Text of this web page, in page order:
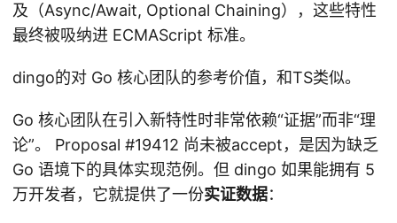
及（Async/Await, Optional Chaining），这些特性
最终被吸纳进 ECMAScript 标准。
dingo的对 Go 核心团队的参考价值，和TS类似。
Go 核心团队在引入新特性时非常依赖“证据”而非“理
论”。 Proposal #19412 尚未被accept，是因为缺乏
Go 语境下的具体实现范例。但 dingo 如果能拥有 5
万开发者，它就提供了一份实证数据：